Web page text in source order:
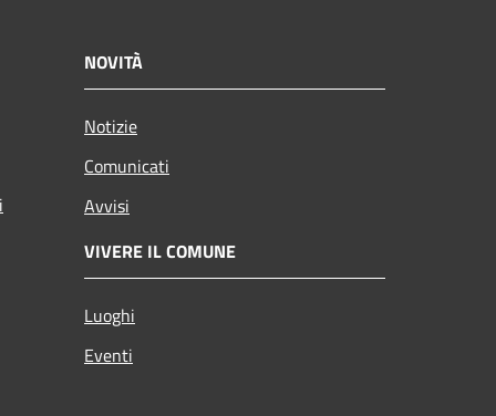
NOVITÀ
Notizie
Comunicati
Avvisi
VIVERE IL COMUNE
Luoghi
Eventi